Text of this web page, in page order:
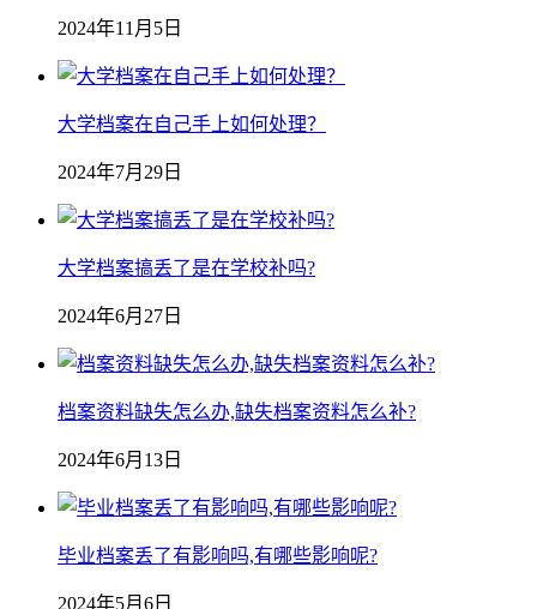
2024年11月5日
大学档案在自己手上如何处理？
2024年7月29日
大学档案搞丢了是在学校补吗?
2024年6月27日
档案资料缺失怎么办,缺失档案资料怎么补?
2024年6月13日
毕业档案丢了有影响吗,有哪些影响呢?
2024年5月6日